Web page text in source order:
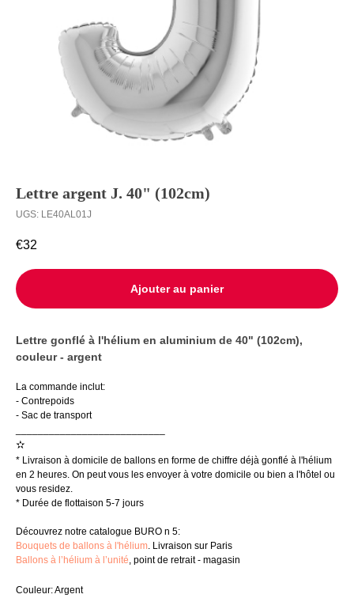
Ballons à
l’unité
Livraison
Contact
Lettre argent J. 40" (102cm)
UGS: LE40AL01J
€32
Ajouter au panier
Lettre gonflé à l'hélium en aluminium de 40" (102cm),
couleur - argent
La commande inclut:
- Contrepoids
- Sac de transport
✫
* Livraison à domicile de ballons en forme de chiffre déjà gonflé à l'hélium
en 2 heures. On peut vous les envoyer à votre domicile ou bien a l'hôtel ou
vous residez.
* Durée de flottaison 5-7 jours
Découvrez notre catalogue BURO n 5:
Bouquets de ballons à l'hélium. Livraison sur Paris
Ballons à l’hélium à l’unité, point de retrait - magasin
Couleur: Argent